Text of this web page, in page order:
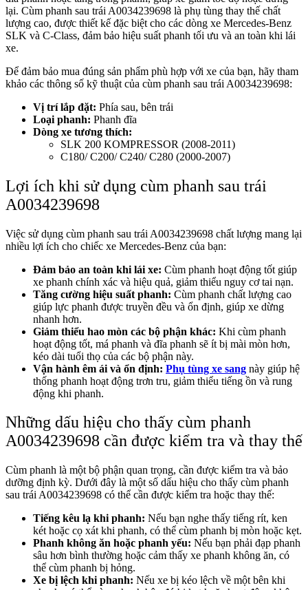
lại. Cùm phanh sau trái A0034239698 là phụ tùng thay thế chất
lượng cao, được thiết kế đặc biệt cho các dòng xe Mercedes-Benz
SLK và C-Class, đảm bảo hiệu suất phanh tối ưu và an toàn khi lái
xe.
Để đảm bảo mua đúng sản phẩm phù hợp với xe của bạn, hãy tham
khảo các thông số kỹ thuật của cùm phanh sau trái A0034239698:
Vị trí lắp đặt: Phía sau, bên trái
Loại phanh: Phanh đĩa
Dòng xe tương thích:
SLK 200 KOMPRESSOR (2008-2011)
C180/ C200/ C240/ C280 (2000-2007)
Lợi ích khi sử dụng cùm phanh sau trái
A0034239698
Việc sử dụng cùm phanh sau trái A0034239698 chất lượng mang lại
nhiều lợi ích cho chiếc xe Mercedes-Benz của bạn:
Đảm bảo an toàn khi lái xe: Cùm phanh hoạt động tốt giúp
xe phanh chính xác và hiệu quả, giảm thiểu nguy cơ tai nạn.
Tăng cường hiệu suất phanh: Cùm phanh chất lượng cao
giúp lực phanh được truyền đều và ổn định, giúp xe dừng
nhanh hơn.
Giảm thiểu hao mòn các bộ phận khác: Khi cùm phanh
hoạt động tốt, má phanh và đĩa phanh sẽ ít bị mài mòn hơn,
kéo dài tuổi thọ của các bộ phận này.
Vận hành êm ái và ổn định: Phụ tùng xe sang này giúp hệ
thống phanh hoạt động trơn tru, giảm thiểu tiếng ồn và rung
động khi phanh.
Những dấu hiệu cho thấy cùm phanh
A0034239698 cần được kiểm tra và thay thế
Cùm phanh là một bộ phận quan trọng, cần được kiểm tra và bảo
dưỡng định kỳ. Dưới đây là một số dấu hiệu cho thấy cùm phanh
sau trái A0034239698 có thể cần được kiểm tra hoặc thay thế:
Tiếng kêu lạ khi phanh: Nếu bạn nghe thấy tiếng rít, ken
két hoặc cọ xát khi phanh, có thể cùm phanh bị mòn hoặc kẹt.
Phanh không ăn hoặc phanh yếu: Nếu bạn phải đạp phanh
sâu hơn bình thường hoặc cảm thấy xe phanh không ăn, có
thể cùm phanh bị hỏng.
Xe bị lệch khi phanh: Nếu xe bị kéo lệch về một bên khi